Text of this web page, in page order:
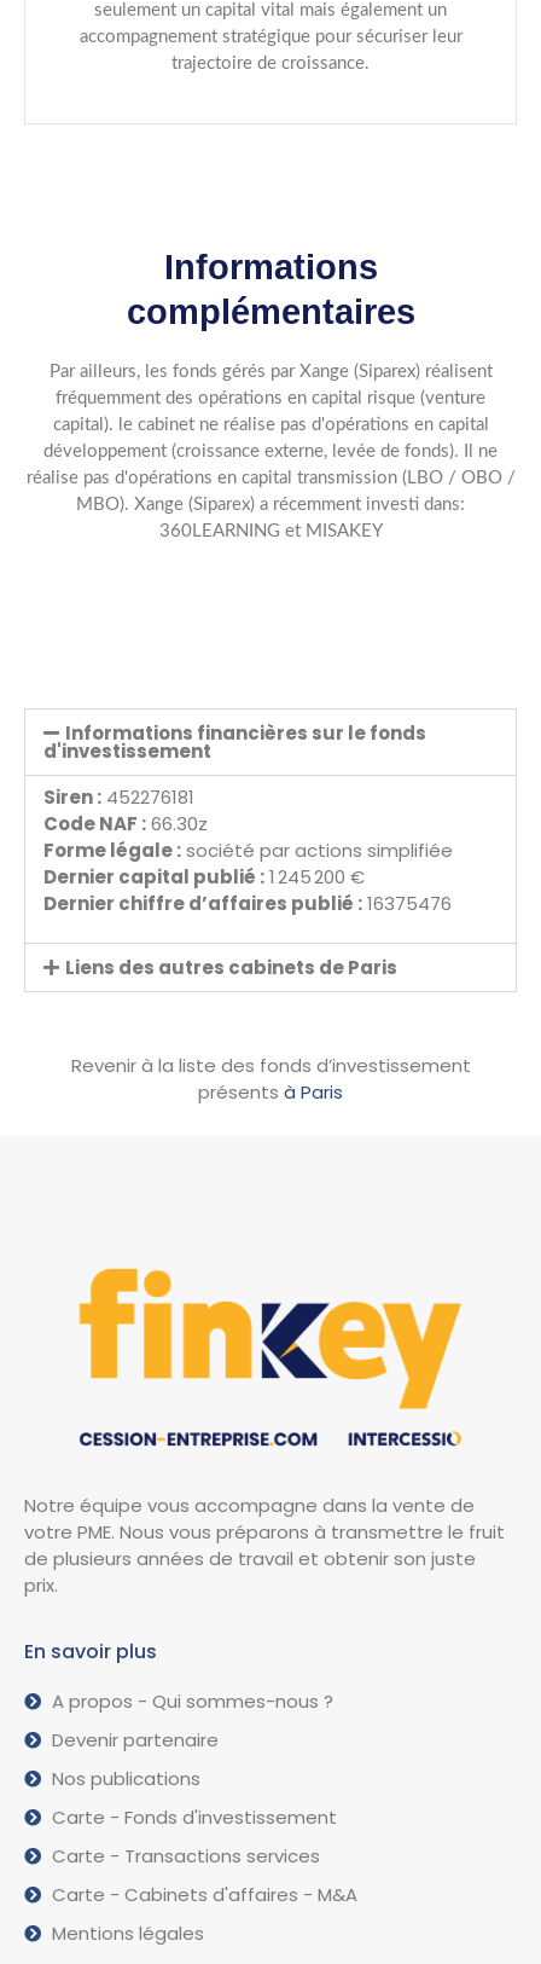
seulement un capital vital mais également un
accompagnement stratégique pour sécuriser leur
trajectoire de croissance.
Informations
complémentaires
Par ailleurs, les fonds gérés par Xange (Siparex) réalisent
fréquemment des opérations en capital risque (venture
capital). le cabinet ne réalise pas d'opérations en capital
développement (croissance externe, levée de fonds). Il ne
réalise pas d'opérations en capital transmission (LBO / OBO /
MBO). Xange (Siparex) a récemment investi dans:
360LEARNING et MISAKEY
Informations financières sur le fonds
d'investissement
Siren : 452276181
Code NAF :66.30z
Forme légale :société par actions simplifiée
Dernier capital publié :1 245 200 €
Dernier chiffre d’affaires publié :16375476
Liens des autres cabinets de Paris
Revenir à la liste des fonds d’investissement
présents à Paris
Notre équipe vous accompagne dans la vente de
votre PME. Nous vous préparons à transmettre le fruit
de plusieurs années de travail et obtenir son juste
prix.
En savoir plus
A propos - Qui sommes-nous ?
Devenir partenaire
Nos publications
Carte - Fonds d'investissement
Carte - Transactions services
Carte - Cabinets d'affaires - M&A
Mentions légales